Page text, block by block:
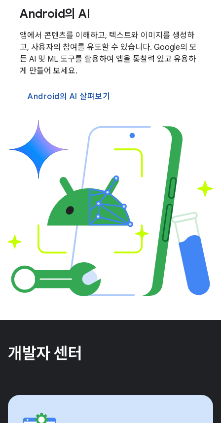
Android의 AI
앱에서 콘텐츠를 이해하고, 텍스트와 이미지를 생성하
고, 사용자의 참여를 유도할 수 있습니다. Google의 모
든 AI 및 ML 도구를 활용하여 앱을 통찰력 있고 유용하
게 만들어 보세요.
Android의 AI 살펴보기
개발자 센터